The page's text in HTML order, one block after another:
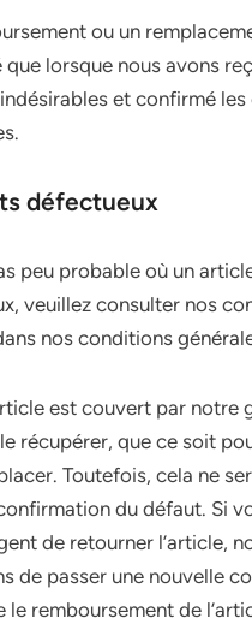
ou un
lorsque nous avons
et confirmé les
défectueux
peu probable où un
veuillez consulter nos
nos conditions
est couvert par notre
récupérer, que ce soit
Toutefois, cela ne
du défaut. Si
de retourner l’article,
de passer une nouvelle
le remboursement de